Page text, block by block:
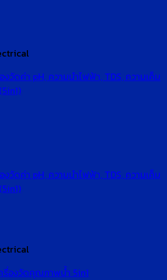
วัดค่า pH, ความนำไฟฟ้า, TDS, ความเค็ม
วัดค่า pH, ความนำไฟฟ้า, TDS, ความเค็ม
รื่องวัดคุณภาพน้ำ 5in1